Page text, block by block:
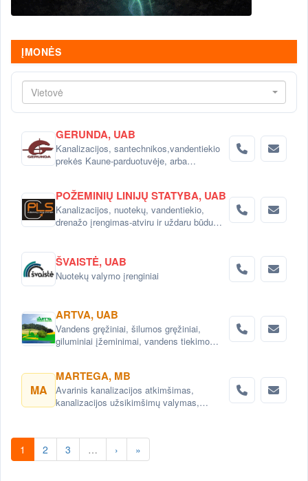
ĮMONĖS
Vietovė
GERUNDA, UAB
Kanalizacijos, santechnikos,vandentiekio
prekės Kaune-parduotuvėje, arba
POŽEMINIŲ LINIJŲ STATYBA, UAB
Kanalizacijos, nuotekų, vandentiekio,
drenažo įrengimas-atviru ir uždaru būdu
ŠVAISTĖ, UAB
Nuotekų valymo įrenginiai
ARTVA, UAB
Vandens gręžiniai, šilumos gręžiniai,
giluminiai įžeminimai, vandens tiekimo
MA
MARTEGA, MB
Avarinis kanalizacijos atkimšimas,
kanalizacijos užsikimšimų valymas,
1 2 3 … › »